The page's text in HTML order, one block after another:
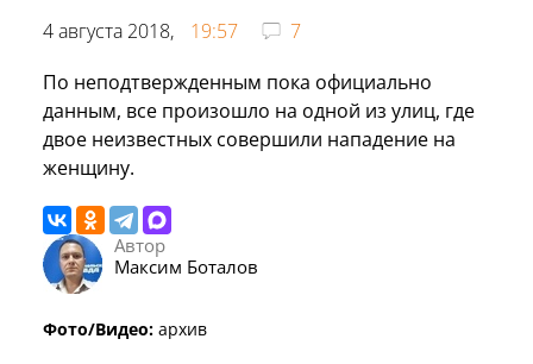
4 августа 2018, 19:57
7
По неподтвержденным пока официально
данным, все произошло на одной из улиц, где
двое неизвестных совершили нападение на
женщину.
Автор
Максим Боталов
Фото/Видео: архив